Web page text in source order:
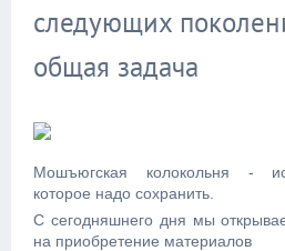
следующих
общая задача
Мошъюгская колокольня -
которое надо сохранить.
С сегодняшнего дня мы
на приобретение материалов